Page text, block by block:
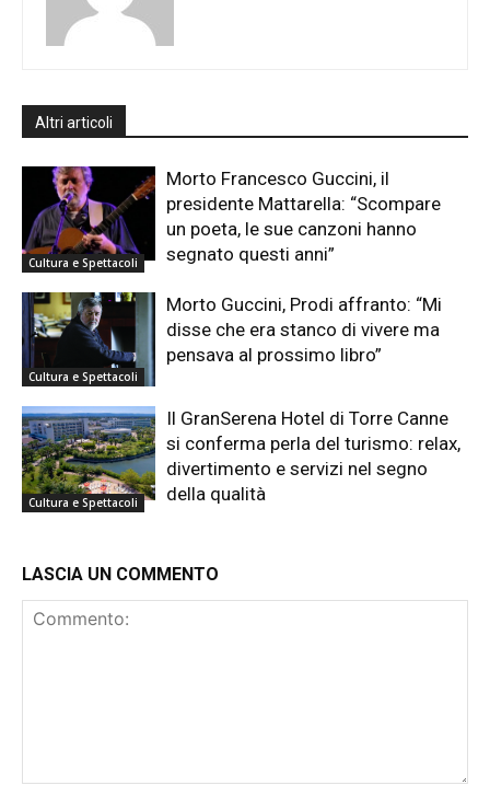
Altri articoli
Cultura e Spettacoli
Morto Francesco Guccini, il
presidente Mattarella: “Scompare
un poeta, le sue canzoni hanno
segnato questi anni”
Cultura e Spettacoli
Morto Guccini, Prodi affranto: “Mi
disse che era stanco di vivere ma
pensava al prossimo libro”
Cultura e Spettacoli
Il GranSerena Hotel di Torre Canne
si conferma perla del turismo: relax,
divertimento e servizi nel segno
della qualità
LASCIA UN COMMENTO